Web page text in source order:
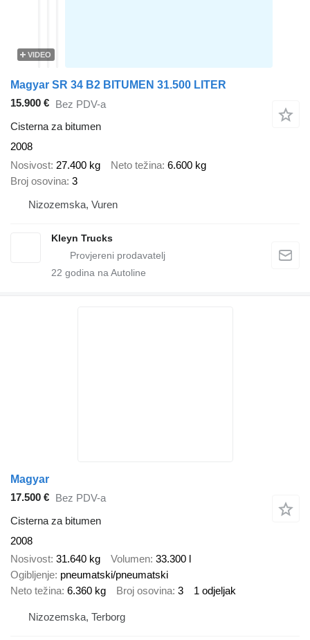
VIDEO
Magyar SR 34 B2 BITUMEN 31.500 LITER
15.900 € Bez PDV-a
Cisterna za bitumen
2008
Nosivost 27.400 kg Neto težina 6.600 kg
Broj osovina 3
Nizozemska, Vuren
Kleyn Trucks
22 godina na Autoline
Magyar
17.500 € Bez PDV-a
Cisterna za bitumen
2008
Nosivost 31.640 kg Volumen 33.300 l
Ogibljenje pneumatski/pneumatski
Neto težina 6.360 kg Broj osovina 3 1 odjeljak
Nizozemska, Terborg